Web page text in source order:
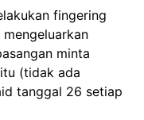
fingering
minta
(tidak ada
tanggal 26 setiap